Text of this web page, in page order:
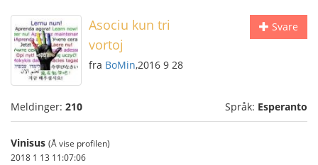
Svare
Asociu kun tri
vortoj
fra BoMin,2016 9 28
Meldinger: 210 Språk: Esperanto
Vinisus (Å vise profilen)
2018 1 13 11:07:06